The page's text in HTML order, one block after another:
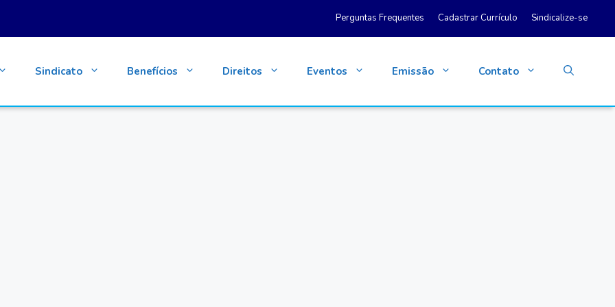
Perguntas Frequentes Cadastrar Currículo Sindicalize-se
Sindicato Benefícios Direitos Eventos Emissão Contato